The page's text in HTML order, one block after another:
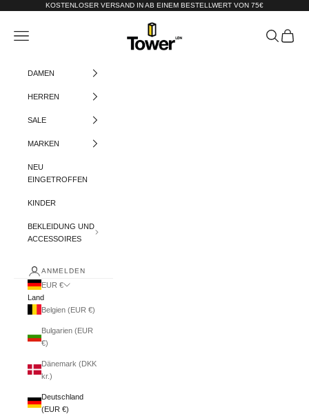
Zum Inhalt springenKOSTENLOSER VERSAND IN AB EINEM BESTELLWERT VON 75€
Tower-London.De
Menü Suchen
DAMEN
HERREN
SALE
MARKEN
NEU
EINGETROFFEN
KINDER
BEKLEIDUNG UND
ACCESSOIRES
ANMELDEN
EUR €
Land
Belgien (EUR €)
Bulgarien (EUR
€)
Dänemark (DKK
kr.)
Deutschland
(EUR €)